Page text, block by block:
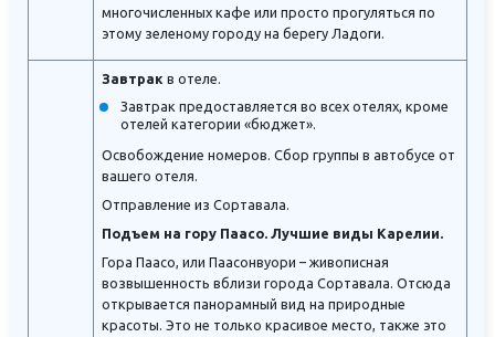
многочисленных кафе или просто прогуляться по
этому зеленому городу на берегу Ладоги.
Завтрак в отеле.
Завтрак предоставляется во всех отелях, кроме
отелей категории «бюджет».
Освобождение номеров. Сбор группы в автобусе от
вашего отеля.
Отправление из Сортавала.
Подъем на гору Паасо. Лучшие виды Карелии.
Гора Паасо, или Паасонвуори – живописная
возвышенность вблизи города Сортавала. Отсюда
открывается панорамный вид на природные
красоты. Это не только красивое место, также это